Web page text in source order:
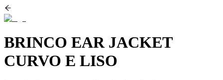
BRINCO EAR JACKET
CURVO E LISO